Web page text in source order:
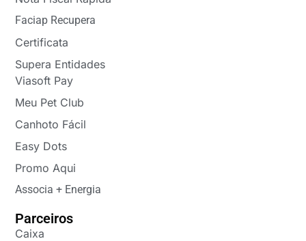
Faciap Recupera
Certificata
Supera Entidades
Viasoft Pay
Meu Pet Club
Canhoto Fácil
Easy Dots
Promo Aqui
Associa + Energia
Parceiros
Caixa